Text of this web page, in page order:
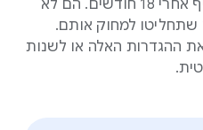
יימחקו אוטומטית ובאופן רציף אחרי 18 חודשים. הם לא
שתחליטו למחוק אותם.
ההגדרות האלה או לשנות